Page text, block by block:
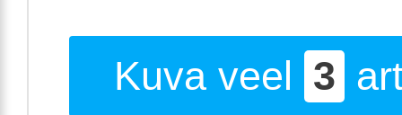
Kuva veel 3